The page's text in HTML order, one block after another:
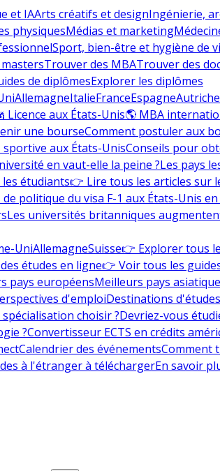
et IAArts créatifs et designIngénierie,
physiquesMédias et marketing
Sport, bien-être et hygiène de
Trouver des MBATrouver des
de diplômesExplorer les diplômes
AllemagneItalieFranceEspagneAutriche
Licence aux États-Unis🌎 MBA
une bourseComment postuler aux
aux États-UnisConseils pour
en vaut-elle la peine ?Les pays
étudiants👉 Lire tous les articles sur
politique du visa F-1 aux États-Unis en
Les universités britanniques
UniAllemagneSuisse👉 Explorer tous
études en ligne👉 Voir tous les
pays européensMeilleurs pays
d'emploiDestinations
choisir ?Devriez-vous
?Convertisseur ECTS en crédits
Calendrier des événementsComment
à l'étranger à téléchargerEn savoir